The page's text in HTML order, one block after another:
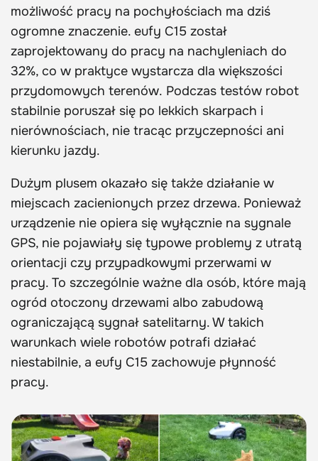
możliwość pracy na pochyłościach ma dziś
ogromne znaczenie. eufy C15 został
zaprojektowany do pracy na nachyleniach do
32%, co w praktyce wystarcza dla większości
przydomowych terenów. Podczas testów robot
stabilnie poruszał się po lekkich skarpach i
nierównościach, nie tracąc przyczepności ani
kierunku jazdy.
Dużym plusem okazało się także działanie w
miejscach zacienionych przez drzewa. Ponieważ
urządzenie nie opiera się wyłącznie na sygnale
GPS, nie pojawiały się typowe problemy z utratą
orientacji czy przypadkowymi przerwami w
pracy. To szczególnie ważne dla osób, które mają
ogród otoczony drzewami albo zabudową
ograniczającą sygnał satelitarny. W takich
warunkach wiele robotów potrafi działać
niestabilnie, a eufy C15 zachowuje płynność
pracy.